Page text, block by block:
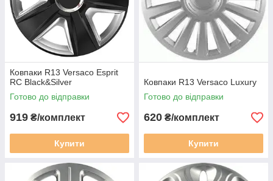
Ковпаки R13 Versaco Esprit
RC Black&Silver
Готово до відправки
919 ₴/комплект
Купити
Ковпаки R13 Versaco Luxury
Готово до відправки
620 ₴/комплект
Купити